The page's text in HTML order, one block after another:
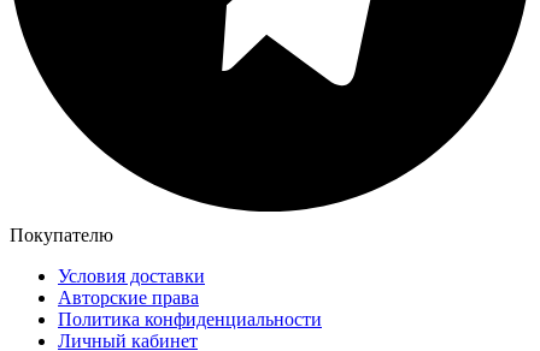
Покупателю
Условия доставки
Авторские права
Политика конфиденциальности
Личный кабинет